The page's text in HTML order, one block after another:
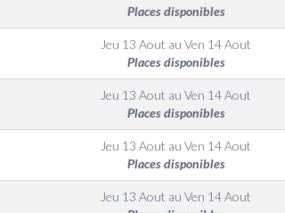
Places disponibles
Jeu 13 Aout auVen 14 Aout
Places disponibles
Jeu 13 Aout auVen 14 Aout
Places disponibles
Jeu 13 Aout auVen 14 Aout
Places disponibles
Jeu 13 Aout auVen 14 Aout